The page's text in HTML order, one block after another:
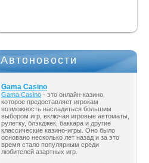
Автоновости
Gama Casino
Gama Casino - это онлайн-казино,
которое предоставляет игрокам
возможность насладиться большим
выбором игр, включая игровые автоматы,
рулетку, блэкджек, баккара и другие
классические казино-игры. Оно было
основано несколько лет назад и за это
время стало популярным среди
любителей азартных игр.